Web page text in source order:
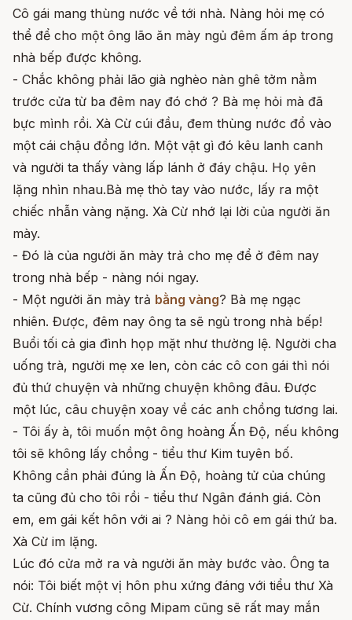
Cô gái mang thùng nước về tới nhà. Nàng hỏi mẹ có
thể để cho một ông lão ăn mày ngủ đêm ấm áp trong
nhà bếp được không.
- Chắc không phải lão già nghèo nàn ghê tởm nằm
trước cửa từ ba đêm nay đó chớ ? Bà mẹ hỏi mà đã
bực mình rồi. Xà Cừ cúi đầu, đem thùng nước đổ vào
một cái chậu đồng lớn. Một vật gì đó kêu lanh canh
và người ta thấy vàng lấp lánh ở đáy chậu. Họ yên
lặng nhìn nhau.Bà mẹ thò tay vào nước, lấy ra một
chiếc nhẫn vàng nặng. Xà Cừ nhớ lại lời của người ăn
mày.
- Đó là của người ăn mày trả cho mẹ để ở đêm nay
trong nhà bếp - nàng nói ngay.
- Một người ăn mày trả bằng vàng? Bà mẹ ngạc
nhiên. Được, đêm nay ông ta sẽ ngủ trong nhà bếp!
Buổi tối cả gia đình họp mặt như thường lệ. Người cha
uống trà, người mẹ xe len, còn các cô con gái thì nói
đủ thứ chuyện và những chuyện không đâu. Được
một lúc, câu chuyện xoay về các anh chồng tương lai.
- Tôi ấy à, tôi muốn một ông hoàng Ấn Độ, nếu không
tôi sẽ không lấy chồng - tiểu thư Kim tuyên bố.
Không cần phải đúng là Ấn Độ, hoàng tử của chúng
ta cũng đủ cho tôi rồi - tiểu thư Ngân đánh giá. Còn
em, em gái kết hôn với ai ? Nàng hỏi cô em gái thứ ba.
Xà Cừ im lặng.
Lúc đó cửa mở ra và người ăn mày bước vào. Ông ta
nói: Tôi biết một vị hôn phu xứng đáng với tiểu thư Xà
Cừ. Chính vương công Mipam cũng sẽ rất may mắn